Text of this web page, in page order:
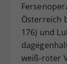
Österreich
176) und
weiß-roter